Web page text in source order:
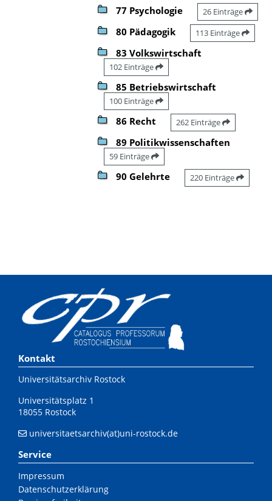
77 Psychologie 26 Einträge
80 Pädagogik 113 Einträge
83 Volkswirtschaft
102 Einträge
85 Betriebswirtschaft
100 Einträge
86 Recht 262 Einträge
89 Politikwissenschaften
59 Einträge
90 Gelehrte 220 Einträge
Kontakt
Universitätsarchiv Rostock
Universitätsplatz 1
18055 Rostock
universitaetsarchiv(at)uni-rostock.de
Service
Impressum
Datenschutzerklärung